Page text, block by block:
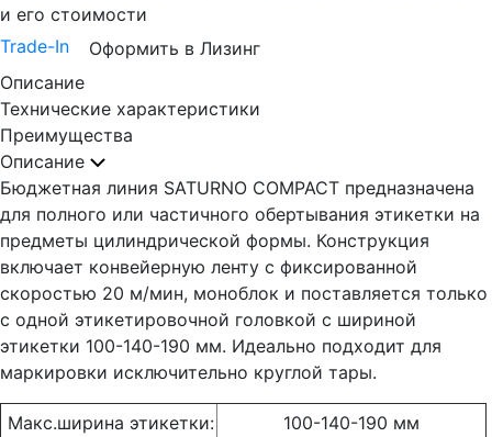
и его стоимости
Trade-In
Оформить в Лизинг
Описание
Технические характеристики
Преимущества
Описание
Бюджетная линия SATURNO COMPACT предназначена
для полного или частичного обертывания этикетки на
предметы цилиндрической формы. Конструкция
включает конвейерную ленту с фиксированной
скоростью 20 м/мин, моноблок и поставляется только
с одной этикетировочной головкой с шириной
этикетки 100-140-190 мм. Идеально подходит для
маркировки исключительно круглой тары.
Макс.ширина этикетки: 100-140-190 мм